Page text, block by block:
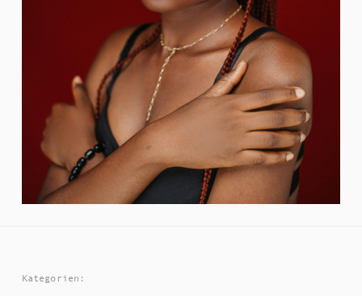
Kategorien: